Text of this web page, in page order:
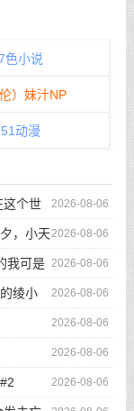
色小说
伦）妹汁NP
51动漫
2026-08-06
这个世
主在街上闲逛，
与女儿...
2026-08-06
，小天
2026-08-06
我可是
的我居然只是个
2026-08-06
绫小
2026-08-06
2026-08-06
2026-08-06